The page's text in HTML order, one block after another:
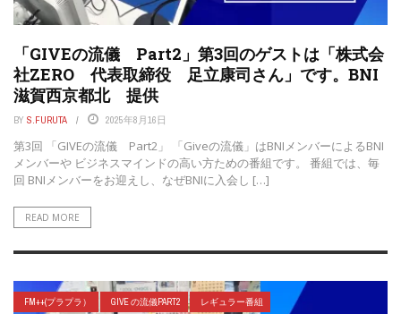
「GIVEの流儀 Part2」第3回のゲストは「株式会
社ZERO 代表取締役 足立康司さん」です。BNI
滋賀西京都北 提供
BY S.FURUTA 2025年8月16日
第3回 「GIVEの流儀 Part2」 「Giveの流儀」はBNIメンバーによるBNI
メンバーや ビジネスマインドの高い方ための番組です。 番組では、毎
回 BNIメンバーをお迎えし、なぜBNIに入会し […]
READ MORE
FM++(プラプラ） GIVE の流儀PART2 レギュラー番組